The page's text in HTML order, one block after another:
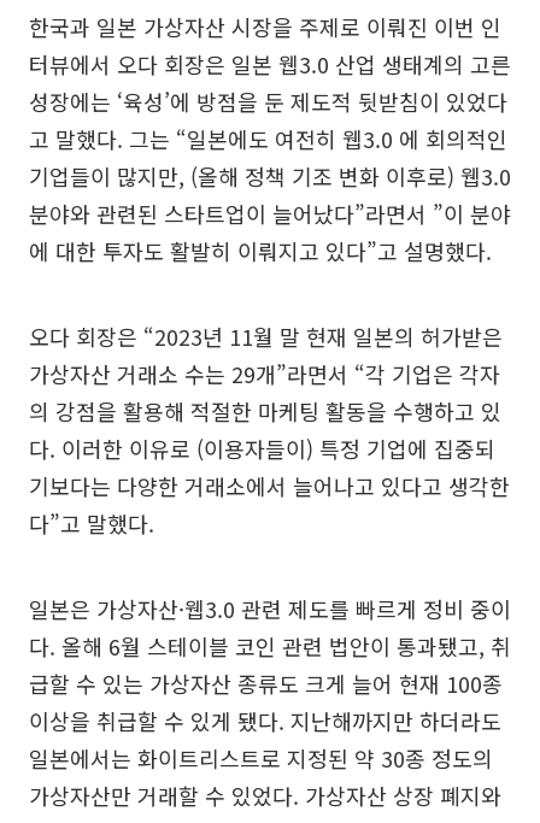
한국과 일본 가상자산 시장을 주제로 이뤄진 이번 인
터뷰에서 오다 회장은 일본 웹3.0 산업 생태계의 고른
성장에는 ‘육성’에 방점을 둔 제도적 뒷받침이 있었다
고 말했다. 그는 “일본에도 여전히 웹3.0 에 회의적인
기업들이 많지만, (올해 정책 기조 변화 이후로) 웹3.0
분야와 관련된 스타트업이 늘어났다”라면서 ”이 분야
에 대한 투자도 활발히 이뤄지고 있다”고 설명했다.
오다 회장은 “2023년 11월 말 현재 일본의 허가받은
가상자산 거래소 수는 29개”라면서 “각 기업은 각자
의 강점을 활용해 적절한 마케팅 활동을 수행하고 있
다. 이러한 이유로 (이용자들이) 특정 기업에 집중되
기보다는 다양한 거래소에서 늘어나고 있다고 생각한
다”고 말했다.
일본은 가상자산·웹3.0 관련 제도를 빠르게 정비 중이
다. 올해 6월 스테이블 코인 관련 법안이 통과됐고, 취
급할 수 있는 가상자산 종류도 크게 늘어 현재 100종
이상을 취급할 수 있게 됐다. 지난해까지만 하더라도
일본에서는 화이트리스트로 지정된 약 30종 정도의
가상자산만 거래할 수 있었다. 가상자산 상장 폐지와